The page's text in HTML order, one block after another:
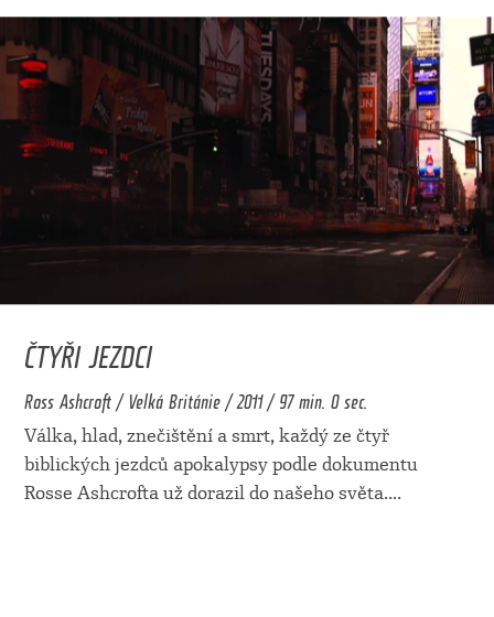
ČTYŘI JEZDCI
Ross Ashcroft / Velká Británie / 2011 / 97 min. 0 sec.
Válka, hlad, znečištění a smrt, každý ze čtyř
biblických jezdců apokalypsy podle dokumentu
Rosse Ashcrofta už dorazil do našeho světa....